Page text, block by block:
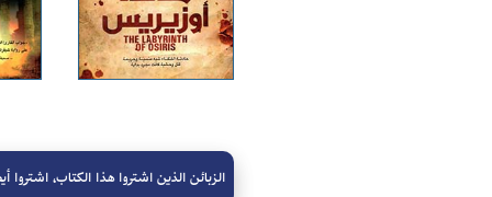
الزبائن الذين اشتروا هذا الكتاب، اشتروا